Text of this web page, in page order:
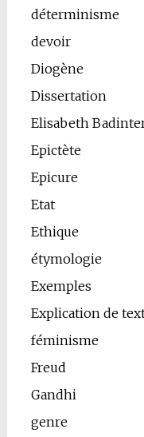
déterminisme
devoir
Diogène
Dissertation
Elisabeth
Epictète
Epicure
Etat
Ethique
étymologie
Exemples
Explication de
féminisme
Freud
Gandhi
genre